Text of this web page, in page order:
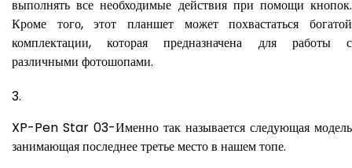
выполнять все необходимые действия при помощи кнопок.
Кроме того, этот планшет может похвастаться богатой
комплектации, которая предназначена для работы с
различными фотошопами.
XP-Pen Star 03-Именно так называется следующая модель
занимающая последнее третье место в нашем топе.